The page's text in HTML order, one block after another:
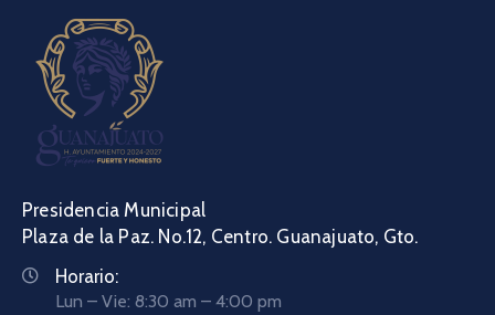
Presidencia Municipal
Plaza de la Paz. No.12, Centro. Guanajuato, Gto.
Horario:
Lun – Vie: 8:30 am – 4:00 pm